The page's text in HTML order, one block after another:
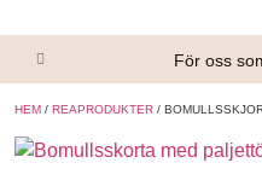
För oss
HEM / REAPRODUKTER /